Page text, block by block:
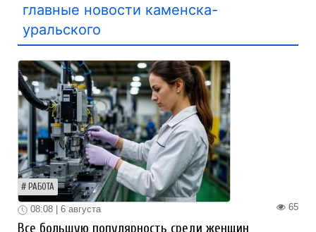
главные новости каменска-
уральского
РАБОТА
65
08:08 | 6 августа
Все большую популярность среди женщин